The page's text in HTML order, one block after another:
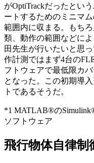
がOptiTrackだったとい
ートするためのミニマ
範囲内に収まる。もち
類、動作の範囲などに
田先生が行いたいと思
作計測ではまず4台の
フトウェアで最低限カ
となった。この初期導
トであるそうだ。
*1 MATLAB®の
ソフトウェア
飛行物体自律制